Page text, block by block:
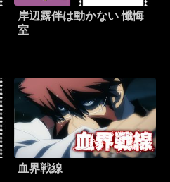
岸辺露伴は動かない 懺悔
室
血界戦線